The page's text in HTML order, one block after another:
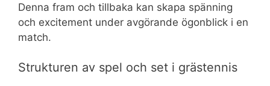
Denna fram och tillbaka kan skapa spänning
och excitement under avgörande ögonblick i en
match.
Strukturen av spel och set i grästennis